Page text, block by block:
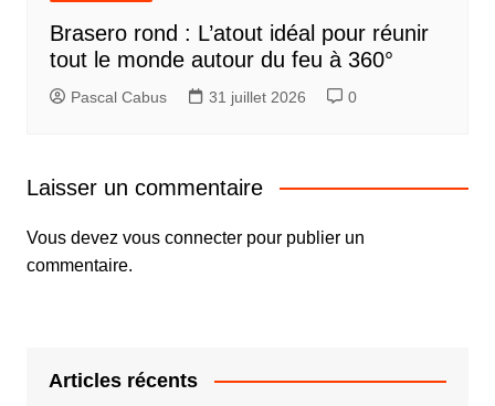
Brasero rond : L’atout idéal pour réunir
tout le monde autour du feu à 360°
Pascal Cabus 31 juillet 2026 0
Laisser un commentaire
Vous devez vous connecterpour publier un
commentaire.
Articles récents